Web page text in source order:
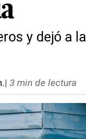
y dejó a
| 3 min de lectura